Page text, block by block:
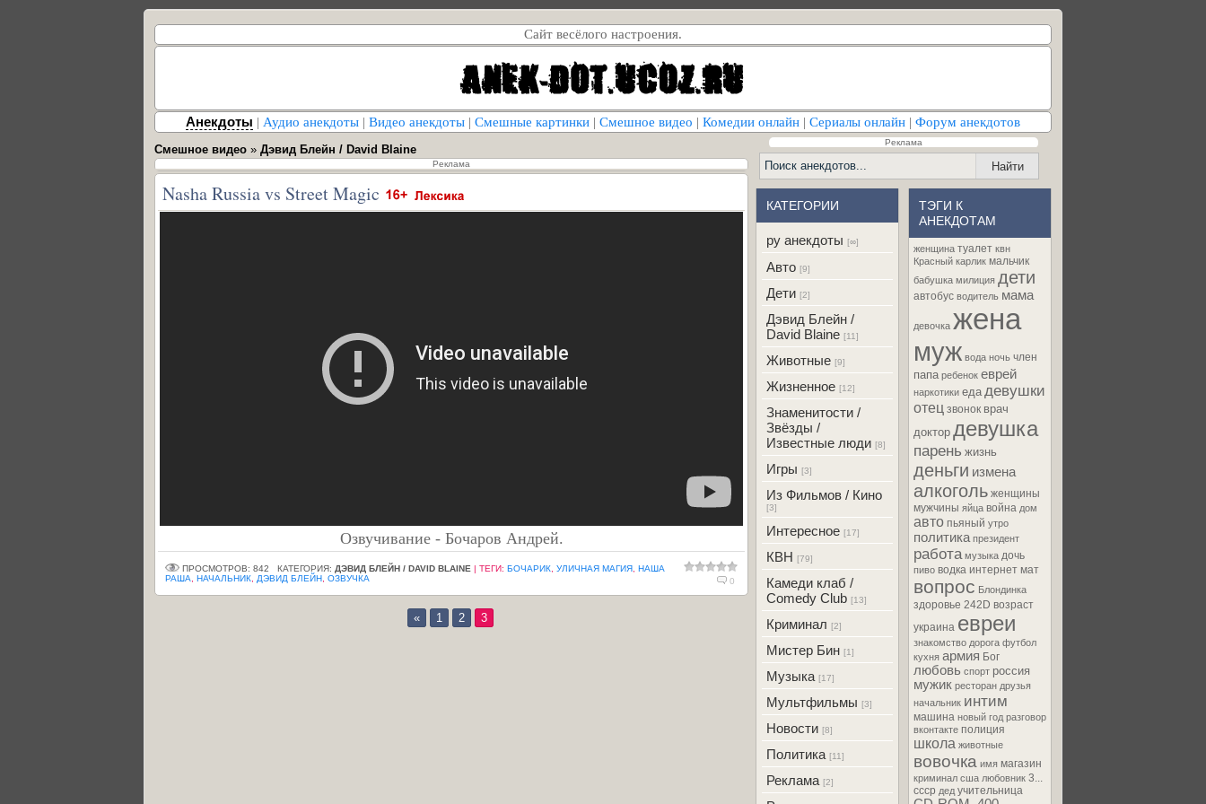
Сайт весёлого настроения.
Анекдоты | Аудио анекдоты | Видео анекдоты | Смешные картинки | Смешное видео | Комедии онлайн | Сериалы онлайн | Форум анекдотов
Смешное видео » Дэвид Блейн / David Blaine
Реклама
Nasha Russia vs Street Magic
Озвучивание - Бочаров Андрей.
ПРОСМОТРОВ: 842 КАТЕГОРИЯ: ДЭВИД БЛЕЙН / DAVID BLAINE | ТЕГИ: БОЧАРИК УЛИЧНАЯ МАГИЯ НАША
РАША
НАЧАЛЬНИК ДЭВИД БЛЕЙН ОЗВУЧКА 0
« 1 2 3
Реклама
КАТЕГОРИИ
ру анекдоты [∞]
Авто [9]
Дети [2]
Дэвид Блейн /
David Blaine [11]
Животные [9]
Жизненное [12]
Знаменитости /
Звёзды /
Известные люди [8]
Игры [3]
Из Фильмов / Кино
[3]
Интересное [17]
КВН [79]
Камеди клаб /
Comedy Club [13]
Криминал [2]
Мистер Бин [1]
Музыка [17]
Мультфильмы [3]
Новости [8]
Политика [11]
Реклама [2]
ТЭГИ К
АНЕКДОТАМ
женщина туалет квн
Красный карлик мальчик
бабушка милиция дети
автобус водитель мама
девочка жена
муж вода ночь член
папа ребенок еврей
наркотики еда девушки
отец звонок врач
доктор девушка
парень жизнь
деньги измена
алкоголь женщины
мужчины яйца война дом
авто пьяный утро
политика президент
работа музыка дочь
пиво водка интернет мат
вопрос Блондинка
здоровье 242D возраст
украина евреи
знакомство дорога футбол
кухня армия Бог
любовь спорт россия
мужик ресторан друзья
начальник интим
машина новый год разговор
вконтакте полиция
школа животные
вовочка имя магазин
криминал сша любовник 3...
ссср дед учительница